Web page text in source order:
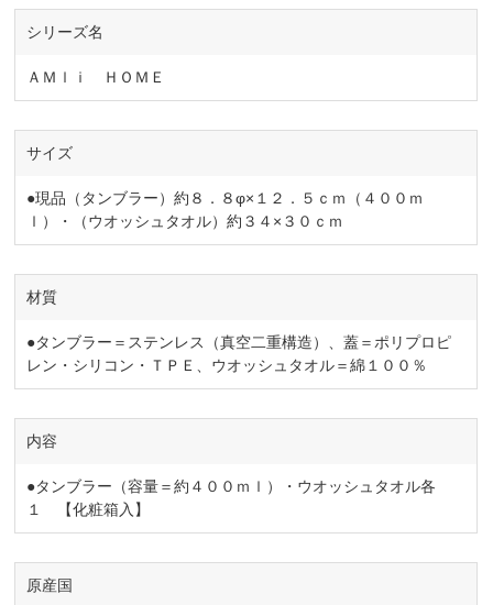
シリーズ名
ＡＭｌｉ ＨＯＭＥ
サイズ
●現品（タンブラー）約８．８φ×１２．５ｃｍ（４００ｍ
ｌ）・（ウオッシュタオル）約３４×３０ｃｍ
材質
●タンブラー＝ステンレス（真空二重構造）、蓋＝ポリプロピ
レン・シリコン・ＴＰＥ、ウオッシュタオル＝綿１００％
内容
●タンブラー（容量＝約４００ｍｌ）・ウオッシュタオル各
１ 【化粧箱入】
原産国